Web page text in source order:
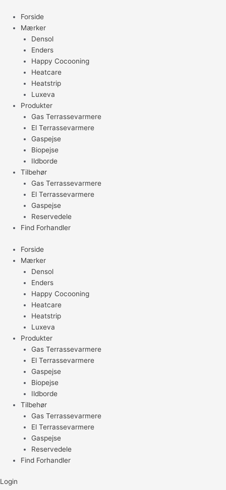
indholdet
Forside
Mærker
Densol
Enders
Happy Cocooning
Heatcare
Heatstrip
Luxeva
Produkter
Gas Terrassevarmere
El Terrassevarmere
Gaspejse
Biopejse
Ildborde
Tilbehør
Gas Terrassevarmere
El Terrassevarmere
Gaspejse
Reservedele
Find Forhandler
Forside
Mærker
Densol
Enders
Happy Cocooning
Heatcare
Heatstrip
Luxeva
Produkter
Gas Terrassevarmere
El Terrassevarmere
Gaspejse
Biopejse
Ildborde
Tilbehør
Gas Terrassevarmere
El Terrassevarmere
Gaspejse
Reservedele
Find Forhandler
Login